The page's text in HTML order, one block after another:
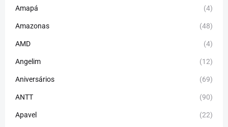
Amapá (4)
Amazonas (48)
AMD (4)
Angelim (12)
Aniversários (69)
ANTT (90)
Apavel (22)